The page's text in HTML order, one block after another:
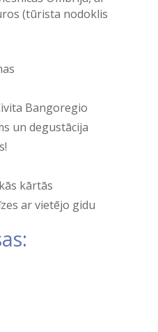
(tūrista nodoklis
Bangoregio
un degustācija
kārtās
ar vietējo gidu